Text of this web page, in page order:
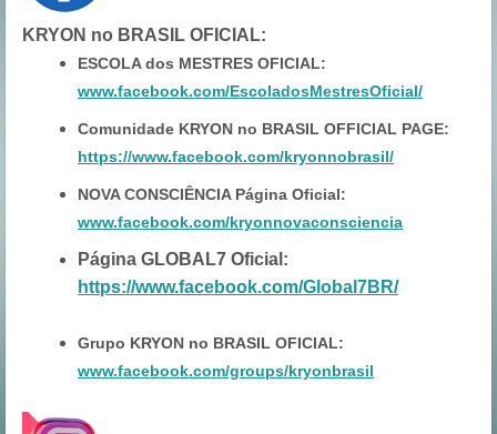
KRYON no BRASIL OFICIAL:
ESCOLA dos MESTRES OFICIAL:
www.facebook.com/EscoladosMestresOficial/
Comunidade KRYON no BRASIL OFFICIAL PAGE:
https://www.facebook.com/kryonnobrasil/
NOVA CONSCIÊNCIA Página Oficial:
www.facebook.com/kryonnovaconsciencia
Página GLOBAL7 Oficial:
https://www.facebook.com/Global7BR/
Grupo KRYON no BRASIL OFICIAL:
www.facebook.com/groups/kryonbrasil